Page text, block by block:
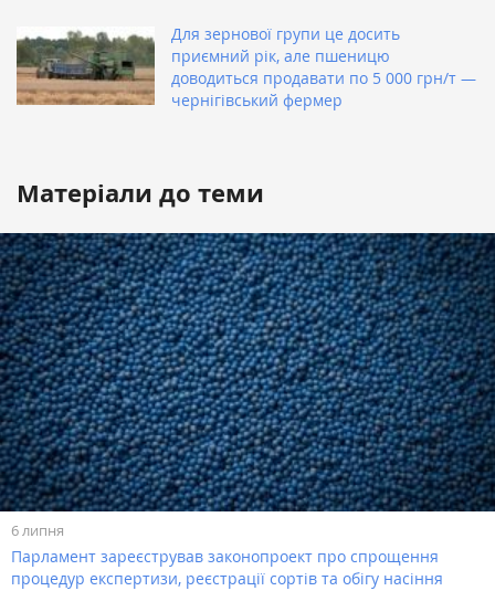
Для зернової групи це досить
приємний рік, але пшеницю
доводиться продавати по 5 000 грн/т —
чернігівський фермер
Матеріали до теми
6 липня
Парламент зареєстрував законопроект про спрощення
процедур експертизи, реєстрації сортів та обігу насіння